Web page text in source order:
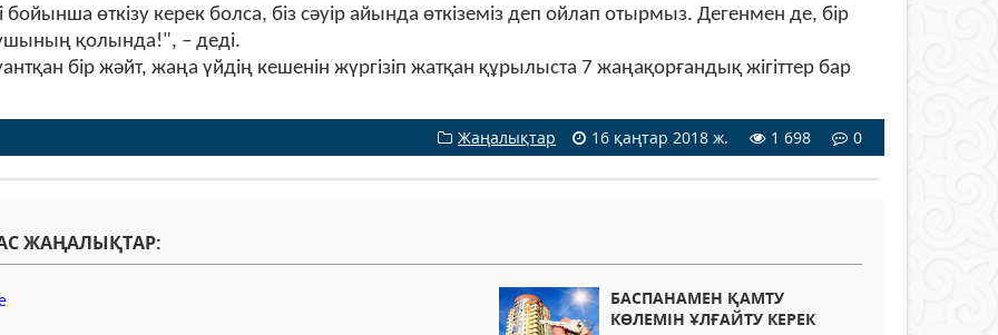
бойынша өткізу керек болса, біз сәуір айында өткіземіз деп ойлап отырмыз. Дегенмен де, бір
қолында!", – деді.
бір жәйт, жаңа үйдің кешенін жүргізіп жатқан құрылыста 7 жаңақорғандық жігіттер бар
Жаңалықтар
16 қаңтар 2018 ж. 1 698 0
ЖАҢАЛЫҚТАР:
БАСПАНАМЕН ҚАМТУ
КӨЛЕМІН ҰЛҒАЙТУ КЕРЕК